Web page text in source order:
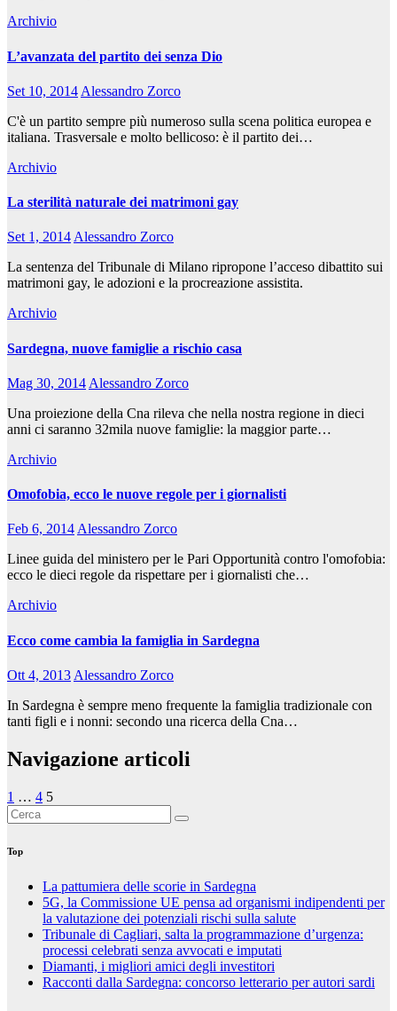
Archivio
L’avanzata del partito dei senza Dio
Set 10, 2014 Alessandro Zorco
C'è un partito sempre più numeroso sulla scena politica europea e
italiana. Trasversale e molto bellicoso: è il partito dei…
Archivio
La sterilità naturale dei matrimoni gay
Set 1, 2014 Alessandro Zorco
La sentenza del Tribunale di Milano ripropone l’acceso dibattito sui
matrimoni gay, le adozioni e la procreazione assistita.
Archivio
Sardegna, nuove famiglie a rischio casa
Mag 30, 2014 Alessandro Zorco
Una proiezione della Cna rileva che nella nostra regione in dieci
anni ci saranno 32mila nuove famiglie: la maggior parte…
Archivio
Omofobia, ecco le nuove regole per i giornalisti
Feb 6, 2014Alessandro Zorco
Linee guida del ministero per le Pari Opportunità contro l'omofobia:
ecco le dieci regole da rispettare per i giornalisti che…
Archivio
Ecco come cambia la famiglia in Sardegna
Ott 4, 2013 Alessandro Zorco
In Sardegna è sempre meno frequente la famiglia tradizionale con
tanti figli e i nonni: secondo una ricerca della Cna…
Navigazione articoli
1 … 4 5
Top
La pattumiera delle scorie in Sardegna
5G, la Commissione UE pensa ad organismi indipendenti per
la valutazione dei potenziali rischi sulla salute
Tribunale di Cagliari, salta la programmazione d’urgenza:
processi celebrati senza avvocati e imputati
Diamanti, i migliori amici degli investitori
Racconti dalla Sardegna: concorso letterario per autori sardi